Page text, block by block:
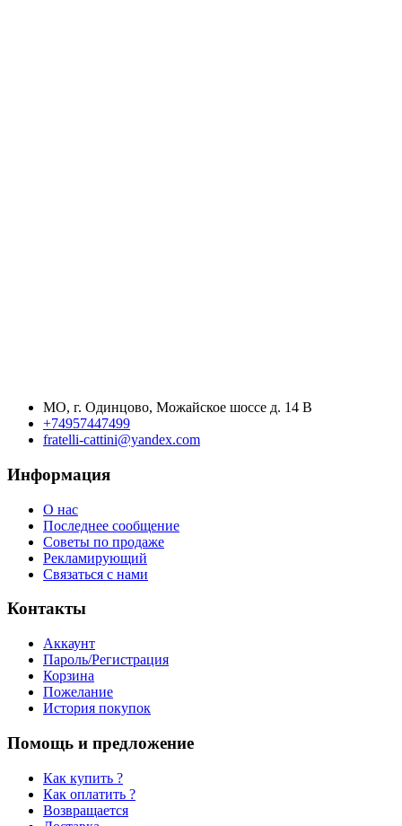
МО, г. Одинцово, Можайское шоссе д. 14 В
+74957447499
fratelli-cattini@yandex.com
Информация
О нас
Последнее сообщение
Советы по продаже
Рекламирующий
Связаться с нами
Контакты
Аккаунт
Пароль/Регистрация
Корзина
Пожелание
История покупок
Помощь и предложение
Как купить ?
Как оплатить ?
Возвращается